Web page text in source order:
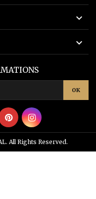


All Rights Reserved.